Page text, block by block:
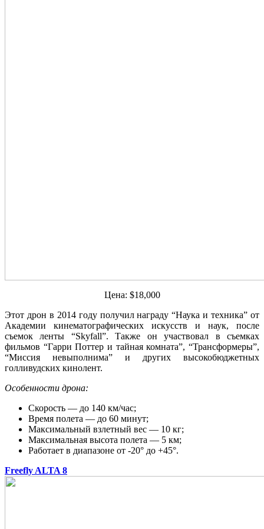
Цена: $18,000
Этот дрон в 2014 году получил награду “Наука и техника” от
Академии кинематографических искусств и наук, после
съемок ленты “Skyfall”. Также он участвовал в съемках
фильмов “Гарри Поттер и тайная комната”, “Трансформеры”,
“Миссия невыполнима” и других высокобюджетных
голливудских кинолент.
Особенности дрона:
Скорость — до 140 км/час;
Время полета — до 60 минут;
Максимальный взлетный вес — 10 кг;
Максимальная высота полета — 5 км;
Работает в диапазоне от -20° до +45°.
Freefly ALTA 8